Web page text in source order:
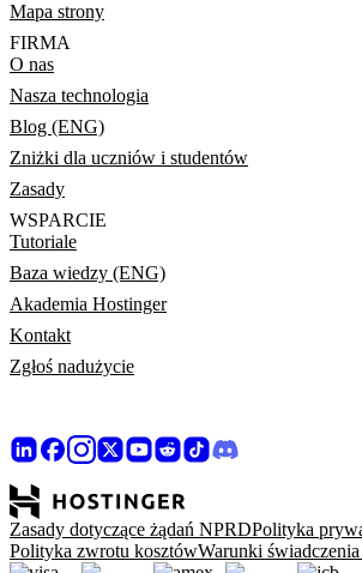
Mapa strony
FIRMA
O nas
Nasza technologia
Blog (ENG)
Zniżki dla uczniów i studentów
Zasady
WSPARCIE
Tutoriale
Baza wiedzy (ENG)
Akademia Hostinger
Kontakt
Zgłoś nadużycie
Zasady dotyczące żądań NPRDPolityka
Polityka zwrotu kosztówWarunki świadczenia